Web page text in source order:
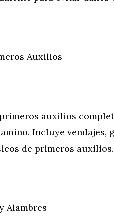
Auxilios
auxilios
Incluye vendajes,
de primeros auxilios.
Alambres